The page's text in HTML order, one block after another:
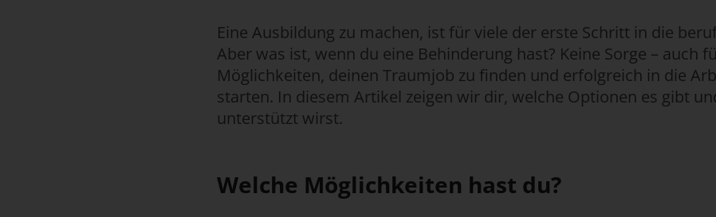
Eine Ausbildung zu machen, ist für viele der erste Schritt in die
Aber was ist, wenn du eine Behinderung hast? Keine Sorge – auch
Möglichkeiten, deinen Traumjob zu finden und erfolgreich in die
starten. In diesem Artikel zeigen wir dir, welche Optionen es gibt
unterstützt wirst.
Welche Möglichkeiten hast du?